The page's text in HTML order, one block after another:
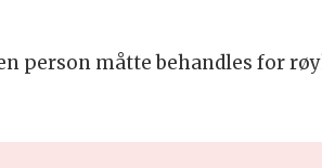
person måtte behandles for